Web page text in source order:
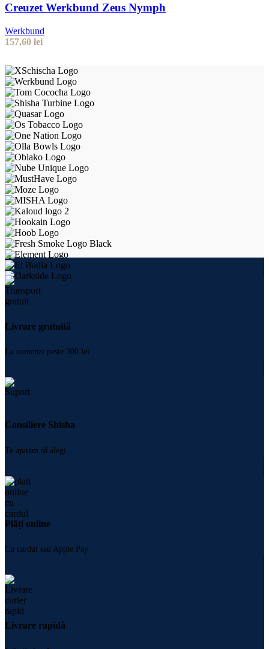
Creuzet Werkbund Zeus Nymph
Werkbund
157,60 lei
Livrare gratuită
La comenzi peste 300 lei
Consiliere Shisha
Te ajutăm să alegi
Plăți online
Cu cardul sau Apple Pay
Livrare rapidă